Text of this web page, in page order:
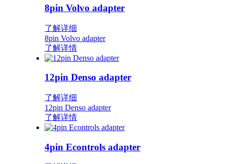
8pin Volvo adapter
了解详细
8pin Volvo adapter
了解详情
12pin Denso adapter
了解详细
12pin Denso adapter
了解详情
4pin Econtrols adapter